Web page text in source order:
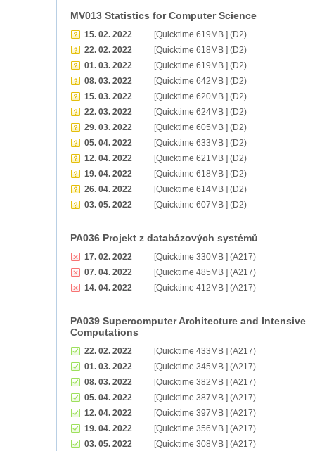
MV013 Statistics for Computer Science
15. 02. 2022
[Quicktime 619MB ] (D2)
22. 02. 2022
[Quicktime 618MB ] (D2)
01. 03. 2022
[Quicktime 619MB ] (D2)
08. 03. 2022
[Quicktime 642MB ] (D2)
15. 03. 2022
[Quicktime 620MB ] (D2)
22. 03. 2022
[Quicktime 624MB ] (D2)
29. 03. 2022
[Quicktime 605MB ] (D2)
05. 04. 2022
[Quicktime 633MB ] (D2)
12. 04. 2022
[Quicktime 621MB ] (D2)
19. 04. 2022
[Quicktime 618MB ] (D2)
26. 04. 2022
[Quicktime 614MB ] (D2)
03. 05. 2022
[Quicktime 607MB ] (D2)
PA036 Projekt z databázových systémů
17. 02. 2022
[Quicktime 330MB ] (A217)
07. 04. 2022
[Quicktime 485MB ] (A217)
14. 04. 2022
[Quicktime 412MB ] (A217)
PA039 Supercomputer Architecture and Intensive
Computations
22. 02. 2022
[Quicktime 433MB ] (A217)
01. 03. 2022
[Quicktime 345MB ] (A217)
08. 03. 2022
[Quicktime 382MB ] (A217)
05. 04. 2022
[Quicktime 387MB ] (A217)
12. 04. 2022
[Quicktime 397MB ] (A217)
19. 04. 2022
[Quicktime 356MB ] (A217)
03. 05. 2022
[Quicktime 308MB ] (A217)